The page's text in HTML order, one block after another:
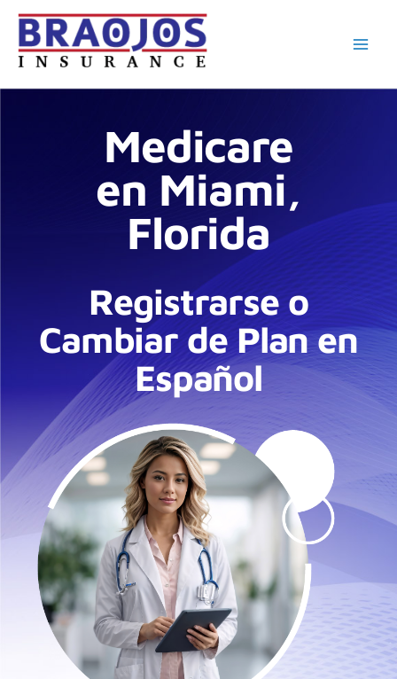
contenido
Medicare
en Miami,
Florida
Registrarse o
Cambiar de Plan en
Español